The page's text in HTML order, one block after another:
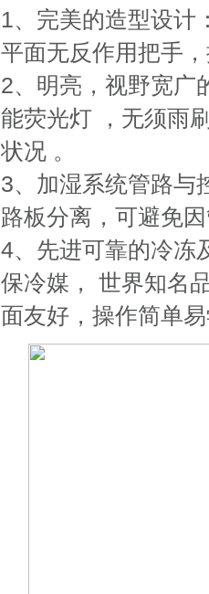
1、完美的造型设计
平面无反作用把手
2、明亮，视野宽广
能荧光灯 ，无须雨
状况 。
3、加湿系统管路与
路板分离，可避免
4、先进可靠的冷冻
保冷媒， 世界知名
面友好，操作简单